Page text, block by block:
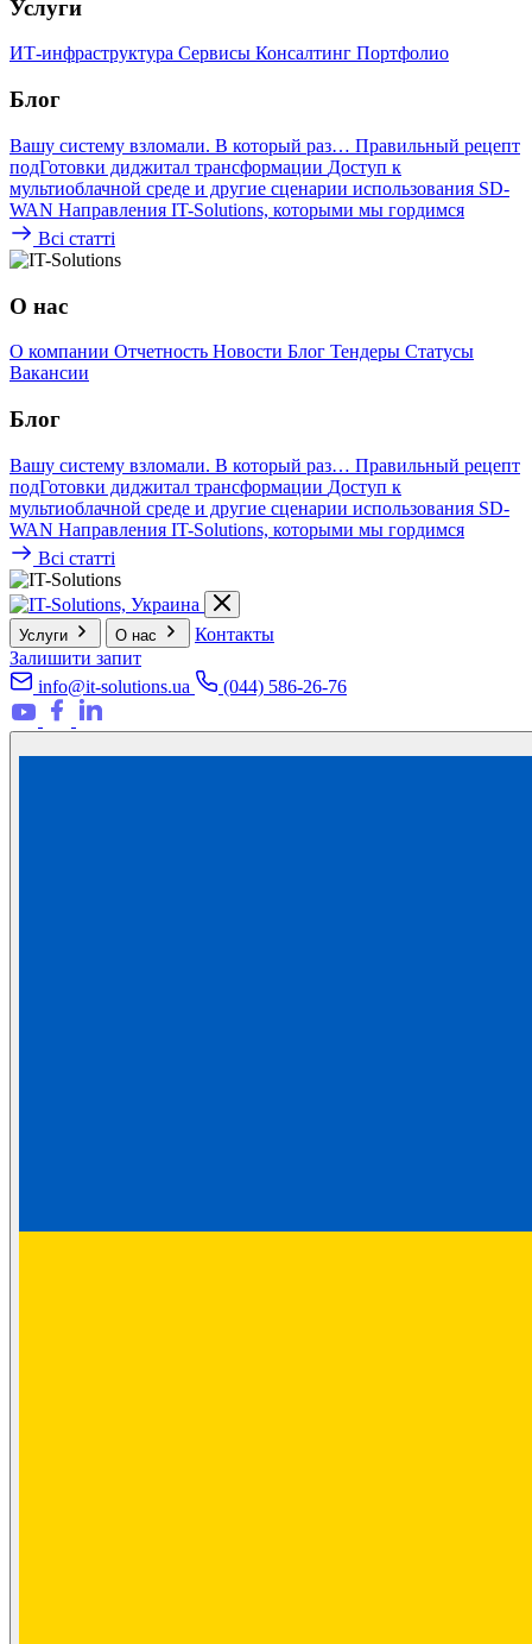
Услуги
ИТ-инфраструктура Сервисы Консалтинг Портфолио
Блог
Вашу систему взломали. В который раз… Правильный рецепт
подГотовки диджитал трансформации Доступ к
мультиоблачной среде и другие сценарии использования SD-
WAN Направления IT-Solutions, которыми мы гордимся
Всі статті
О нас
О компании Отчетность Новости Блог Тендеры Статусы
Вакансии
Блог
Вашу систему взломали. В который раз… Правильный рецепт
подГотовки диджитал трансформации Доступ к
мультиоблачной среде и другие сценарии использования SD-
WAN Направления IT-Solutions, которыми мы гордимся
Всі статті
Услуги О нас
Контакты
Залишити запит
info@it-solutions.ua
(044) 586-26-76